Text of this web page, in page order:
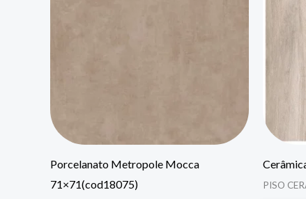
Porcelanato Metropole Mocca
71×71(cod18075)
PISO